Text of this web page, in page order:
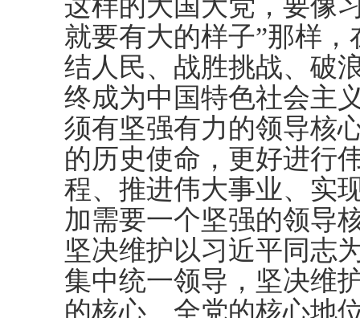
就要有大的样子”那样
结人民、战胜挑战、破
终成为中国特色社会主
须有坚强有力的领导核
的历史使命，更好进行
程、推进伟大事业、实
加需要一个坚强的领导
坚决维护以习近平同志
集中统一领导，坚决维
的核心、全党的核心地